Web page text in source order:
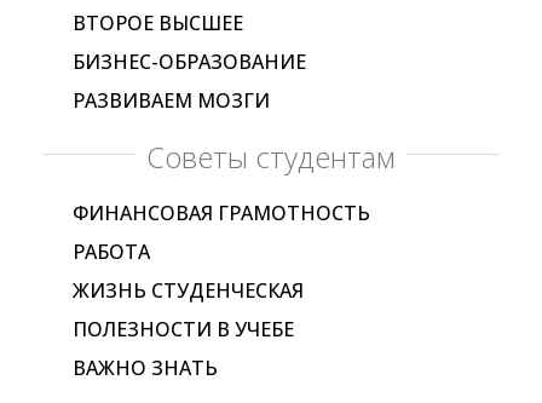
ВТОРОЕ ВЫСШЕЕ
БИЗНЕС-ОБРАЗОВАНИЕ
РАЗВИВАЕМ МОЗГИ
Советы студентам
ФИНАНСОВАЯ ГРАМОТНОСТЬ
РАБОТА
ЖИЗНЬ СТУДЕНЧЕСКАЯ
ПОЛЕЗНОСТИ В УЧЕБЕ
ВАЖНО ЗНАТЬ